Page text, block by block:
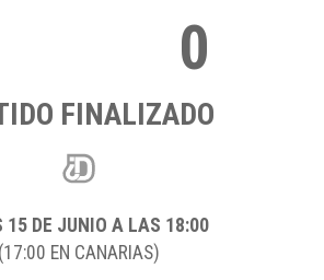
0
FINALIZADO
15DE JUNIO A LAS 18:00
(17:00 EN CANARIAS)